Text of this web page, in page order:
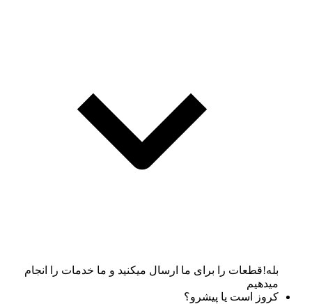
بله!قطعات را برای ما ارسال میکنید و ما خدمات را انجام
میدهیم
کروز است یا پیشرو؟